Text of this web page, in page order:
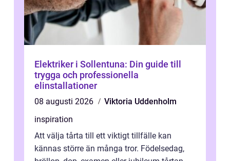
Elektriker i Sollentuna: Din guide till
trygga och professionella
elinstallationer
08 augusti 2026
Viktoria Uddenholm
inspiration
Att välja tårta till ett viktigt tillfälle kan
kännas större än många tror. Födelsedag,